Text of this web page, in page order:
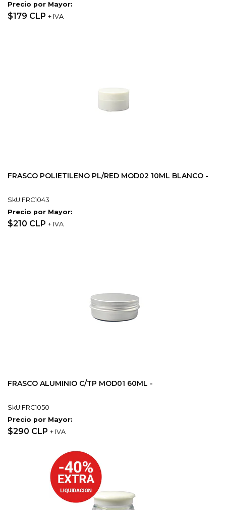
Precio por Mayor:
$179 CLP + IVA
FRASCO POLIETILENO PL/RED MOD02 10ML BLANCO -
SkU:FRC1043
Precio por Mayor:
$210 CLP + IVA
FRASCO ALUMINIO C/TP MOD01 60ML -
SkU:FRC1050
Precio por Mayor:
$290 CLP + IVA